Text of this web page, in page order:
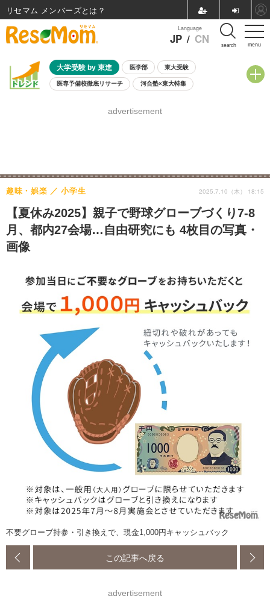
menu
Language
JP / CN search
大学受験 by 東進 医学部 東大受験
医専予備校徹底リサーチ 河合塾×東大特集
8月開催学校説明会・相談会
advertisement
【夏休み2025】親子で野球グローブづくり7-8
月、都内27会場…自由研究にも 4枚目の写真・
画像
趣味・娯楽 小学生 2025.7.10（木） 18:15
不要グローブ持参・引き換えで、現金1,000円キャッシュバック
この記事へ戻る
advertisement
リセマム メンバーズ